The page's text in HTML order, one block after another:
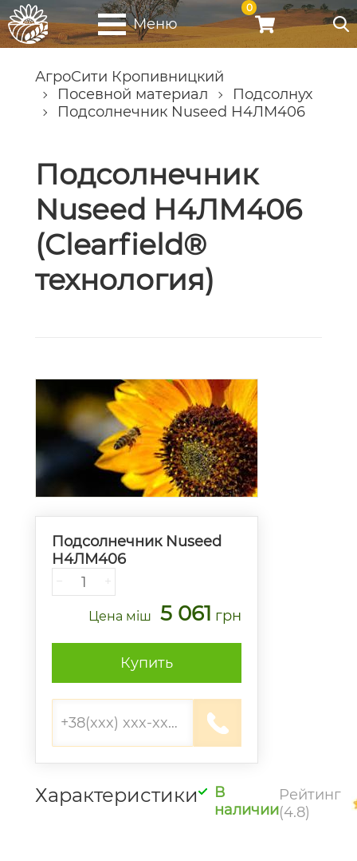
Меню
0
АгроСити Кропивницкий
Посевной материал
Подсолнух
Подсолнечник Nuseed Н4ЛМ406
Подсолнечник
Nuseed Н4ЛМ406
(Clearfield®
технология)
Подсолнечник Nuseed
Н4ЛМ406
− +
Цена міш 5 061 грн
Купить
Характеристики
В
наличии
Рейтинг
(4.8)